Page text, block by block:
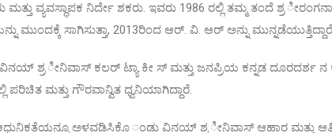
ವ್ಯವಸ್ಥಾಪಕ ನಿರ್ದೇ ಶಕರು. ಇವರು 1986 ರಲ್ಲಿ ತಮ್ಮ ತಂದೆ ಶ್ರ
ಮುಂದಕ್ಕೆ ಸಾಗಿಸುತ್ತಾ, 2013ರಿಂದ ಆರ್. ವಿ. ಆರ್ ಅನ್ನು
ಶ್ರ ೀನಿವಾಸ್ ಕಲರ್ ಟ್ಯಾ ಕೀ ಸ್ ಮತ್ತು ಜನಪ್ರಿಯ ಕನ್ನಡ ದೂರದರ್ಶ ನ
ಮತ್ತು ಗೌರವಾನ್ವಿತ ಧ್ವನಿಯಾಗಿದ್ದಾರೆ.
ಅಳವಡಿಸಿಕೊ ಂಡು ವಿನಯ್ ಶ್ರ ೀನಿವಾಸ್ ಆಹಾರ ಮತ್ತು